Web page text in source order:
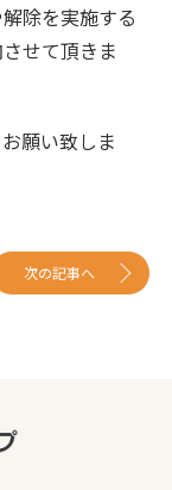
除を実施する
せて頂きま
願い致しま
次の記事へ